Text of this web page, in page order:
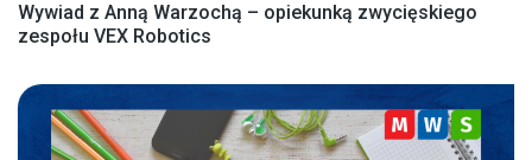
Wywiad z Anną Warzochą – opiekunką zwycięskiego
zespołu VEX Robotics